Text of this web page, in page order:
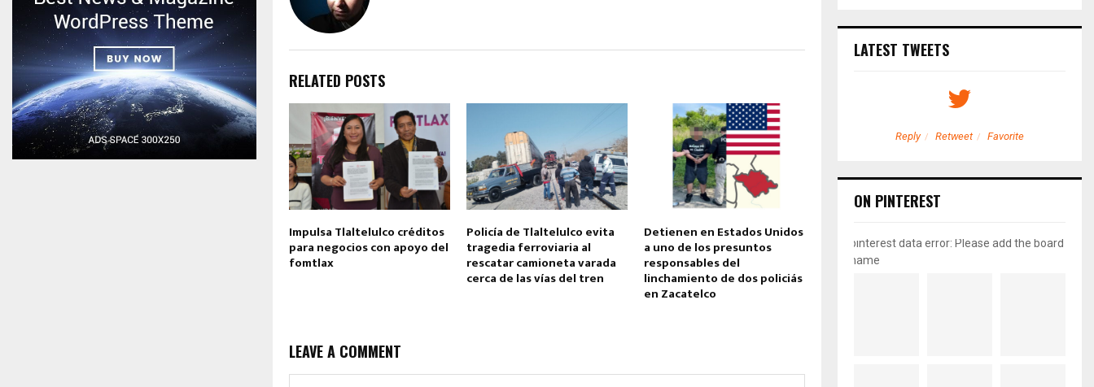
RELATED POSTS
Impulsa Tlaltelulco créditos
para negocios con apoyo del
fomtlax
Policía de Tlaltelulco evita
tragedia ferroviaria al
rescatar camioneta varada
cerca de las vías del tren
Detienen en Estados Unidos
a uno de los presuntos
responsables del
linchamiento de dos policiás
en Zacatelco
LEAVE A COMMENT
LATEST TWEETS
Retweet Reply Retweet Favorite Reply Retweet Favorite
ON PINTEREST
pinterest data error: Please add the board
name